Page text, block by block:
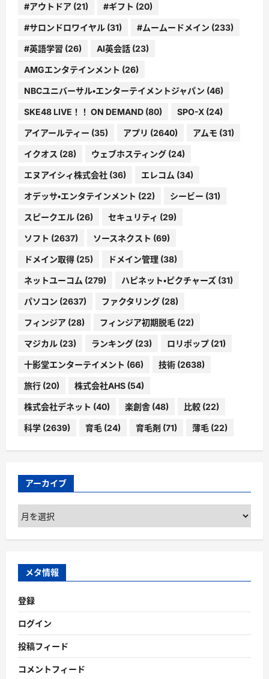
#アウトドア (21) #ギフト (20)
#サロンドロワイヤル (31) #ムームードメイン (233)
#英語学習 (26) AI英会話 (23)
AMGエンタテインメント (26)
NBCユニバーサル・エンターテイメントジャパン (46)
SKE48 LIVE！！ ON DEMAND (80) SPO-X (24)
アイアールティー (35) アプリ (2640) アムモ (31)
イクオス (28) ウェブホスティング (24)
エヌアイシィ株式会社 (36) エレコム (34)
オデッサ・エンタテインメント (22) シービー (31)
スピークエル (26) セキュリティ (29)
ソフト (2637) ソースネクスト (69)
ドメイン取得 (25) ドメイン管理 (38)
ネットユーコム (279) ハピネット・ピクチャーズ (31)
パソコン (2637) ファクタリング (28)
フィンジア (28) フィンジア初期脱毛 (22)
マジカル (23) ランキング (23) ロリポップ (21)
十影堂エンターテイメント (66) 技術 (2638)
旅行 (20) 株式会社AHS (54)
株式会社デネット (40) 楽創舎 (48) 比較 (22)
科学 (2639) 育毛 (24) 育毛剤 (71) 薄毛 (22)
アーカイブ
ア
ー
カ
ブ
メタ情報
登録
ログイン
投稿フィード
コメントフィード